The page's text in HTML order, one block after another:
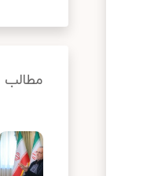
مطالب